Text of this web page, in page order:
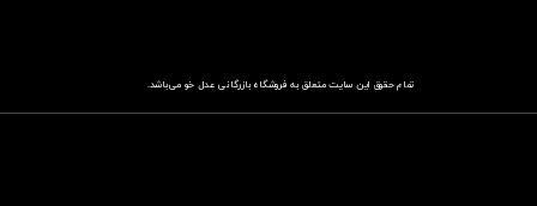
تمام حقوق این سایت متعلق به فروشگاهباز​​​​​​​رگانی عدل خو می‌باشد.